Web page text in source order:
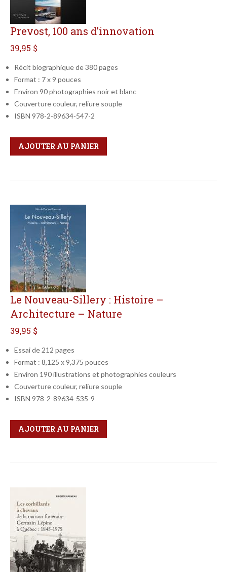
Prevost, 100 ans d’innovation
39,95 $
Récit biographique de 380 pages
Format : 7 x 9 pouces
Environ 90 photographies noir et blanc
Couverture couleur, reliure souple
ISBN 978-2-89634-547-2
Qté
Format
AJOUTER AU PANIER
Le Nouveau-Sillery : Histoire –
Architecture – Nature
39,95 $
Essai de 212 pages
Format : 8,125 x 9,375 pouces
Environ 190 illustrations et photographies couleurs
Couverture couleur, reliure souple
ISBN 978-2-89634-535-9
Qté
Format
AJOUTER AU PANIER